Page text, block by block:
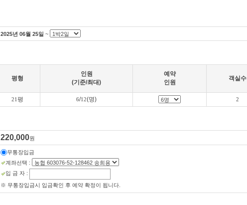
2025년 06월 25일 ~
평형
인원
(기준/최대)
예약
인원
객실수
21평 6/12(명) 2
220,000원
무통장입금
계좌선택 :
입 금 자 :
※ 무통장입금시 입금확인 후 예약 확정이 됩니다.